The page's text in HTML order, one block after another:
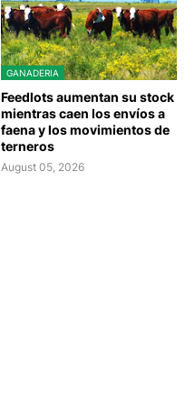
GANADERIA
Feedlots aumentan su stock
mientras caen los envíos a
faena y los movimientos de
terneros
August 05, 2026